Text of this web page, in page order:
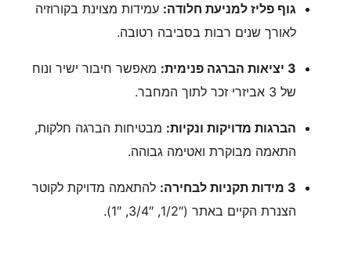
גוף פליז למניעת חלודה: עמידות מצוינת בקורוזיה
לאורך שנים רבות בסביבה רטובה.
3 יציאות הברגה פנימית:
מאפשר חיבור ישיר ונוח
של 3 אביזרי זכר לתוך המחבר.
הברגות מדויקות ונקיות: מבטיחות הברגה חלקות,
התאמה מבוקרת ואטימה גבוהה.
3 מידות תקניות לבחירה:
להתאמה מדויקת לקוטר
הצנרת הקיים באתר (1/2″, 3/4″, 1″).